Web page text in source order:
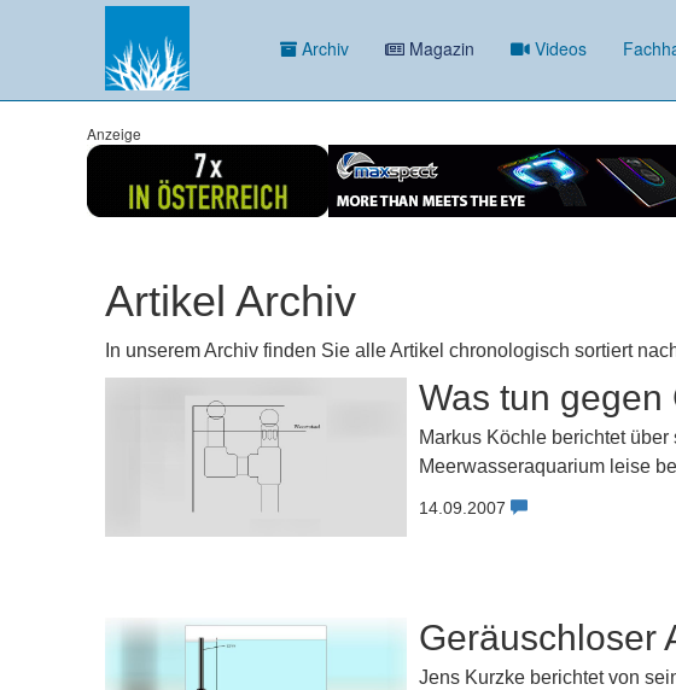
Archiv Magazin Videos
Anzeige
Artikel Archiv
In unserem Archiv finden Sie alle Artikel chronologisch sortiert
Was tun gegen
Markus Köchle berichtet
Meerwasseraquarium leise
14.09.2007
Geräuschloser
Jens Kurzke berichtet von